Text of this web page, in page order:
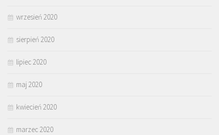
wrzesień 2020
sierpień 2020
lipiec 2020
maj 2020
kwiecień 2020
marzec 2020